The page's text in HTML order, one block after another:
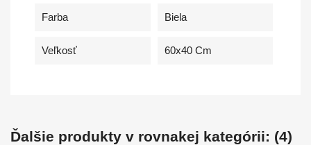
Farba Biela
Veľkosť 60x40 Cm
Ďalšie produkty v rovnakej kategórii: (4)